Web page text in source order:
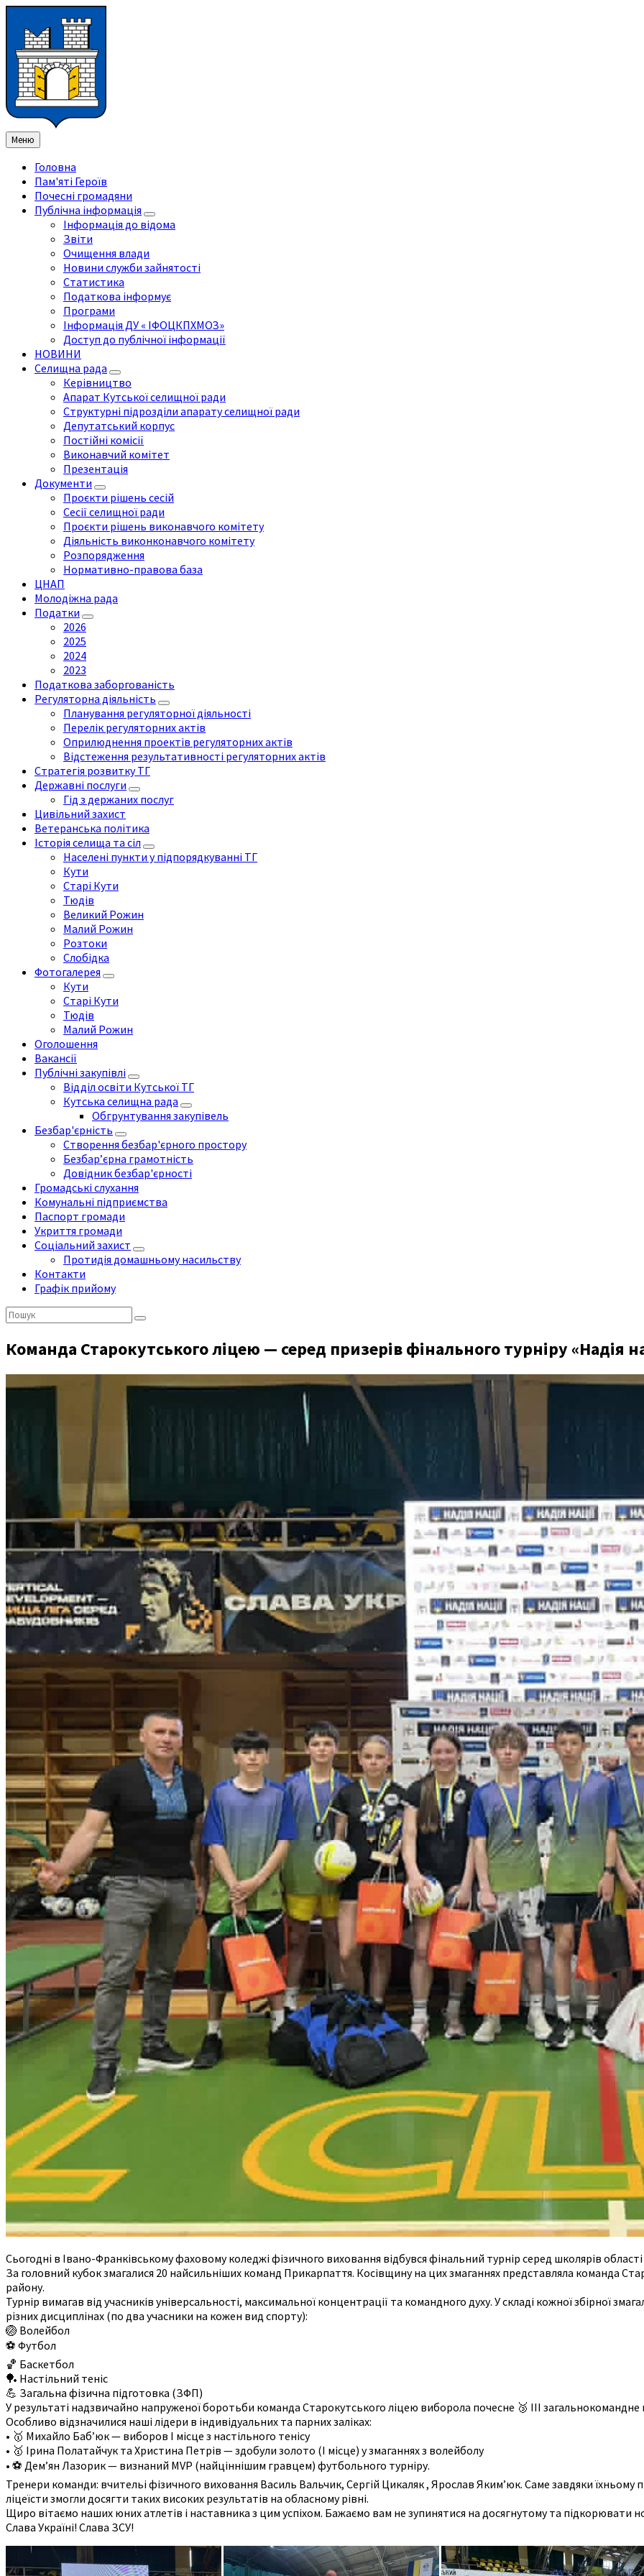
змісту
ліву
бічну
панель
праву
бічну
панель
нижнього
колонтитула
Меню
Головна
Пам'яті Героїв
Почесні громадяни
Публічна інформація
Інформація до відома
Звіти
Очищення влади
Новини служби зайнятості
Статистика
Податкова інформує
Програми
Інформація ДУ « ІФОЦКПХМОЗ»
Доступ до публічної інформації
НОВИНИ
Селищна рада
Керівництво
Апарат Кутської селищної ради
Структурні підрозділи апарату селищної ради
Депутатський корпус
Постійні комісії
Виконавчий комітет
Презентація
Документи
Проєкти рішень сесій
Сесії селищної ради
Проєкти рішень виконавчого комітету
Діяльність виконконавчого комітету
Розпорядження
Нормативно-правова база
ЦНАП
Молодіжна рада
Податки
2026
2025
2024
2023
Податкова заборгованість
Регуляторна діяльність
Планування регуляторної діяльності
Перелік регуляторних актів
Оприлюднення проектів регуляторних актів
Відстеження результативності регуляторних актів
Стратегія розвитку ТГ
Державні послуги
Гід з держаних послуг
Цивільний захист
Ветеранська політика
Історія селища та сіл
Населені пункти у підпорядкуванні ТГ
Кути
Старі Кути
Тюдів
Великий Рожин
Малий Рожин
Розтоки
Слобідка
Фотогалерея
Кути
Старі Кути
Тюдів
Малий Рожин
Оголошення
Вакансії
Публічні закупівлі
Відділ освіти Кутської ТГ
Кутська селищна рада
Обгрунтування закупівель
Безбар'єрність
Створення безбар'єрного простору
Безбар’єрна грамотність
Довідник безбар'єрності
Громадські слухання
Комунальні підприємства
Паспорт громади
Укриття громади
Соціальний захист
Протидія домашньому насильству
Контакти
Графік прийому
Пошук:
Команда Старокутського ліцею — серед призерів фінального турніру «Надія
Сьогодні в Івано-Франківському фаховому коледжі фізичного виховання відбувся фінальний турнір серед школярів області
За головний кубок змагалися 20 найсильніших команд Прикарпаття. Косівщину на цих змаганнях представляла команда
району.
Турнір вимагав від учасників універсальності, максимальної концентрації та командного духу. У складі кожної збірної
різних дисциплінах (по два учасники на кожен вид спорту):
🏐 Волейбол
⚽️ Футбол
🏀 Баскетбол
🏓 Настільний теніс
💪 Загальна фізична підготовка (ЗФП)
У результаті надзвичайно напруженої боротьби команда Старокутського ліцею виборола почесне 🥉 ІІІ загальнокомандне
Особливо відзначилися наші лідери в індивідуальних та парних заліках:
• 🥇 Михайло Баб’юк — виборов І місце з настільного тенісу
• 🥇 Ірина Полатайчук та Христина Петрів — здобули золото (І місце) у змаганнях з волейболу
• ⚽ Дем’ян Лазорик — визнаний MVP (найціннішим гравцем) футбольного турніру.
Тренери команди: вчительі фізичного виховання Василь Вальчик, Сергій Цикаляк , Ярослав Яким’юк. Саме завдяки їхньому
ліцеїсти змогли досягти таких високих результатів на обласному рівні.
Щиро вітаємо наших юних атлетів і наставника з цим успіхом. Бажаємо вам не зупинятися на досягнутому та підкорювати
Слава Україні! Слава ЗСУ!